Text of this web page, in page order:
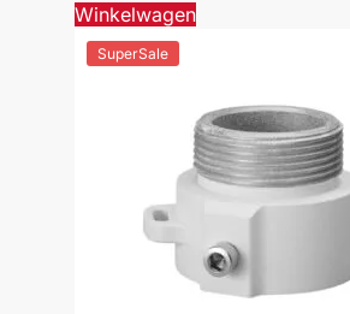
Winkelwagen
SuperSale